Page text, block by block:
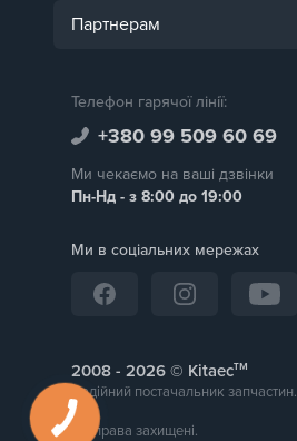
Партнерам
Телефон гарячої лінії:
+380 99 509 60 69
Ми чекаємо на ваші дзвінки
Пн-Нд - з 8:00 до 19:00
Ми в соціальних мережах
2008 - © Kitaecтм
Надійний постачальник запчастин.
Всі права захищені.